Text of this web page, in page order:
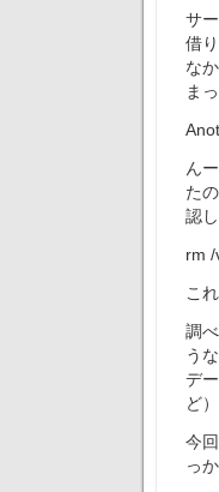
サ
借
な
ま
ん
た
認
rm
こ
調
う
デ
ど
今
っ